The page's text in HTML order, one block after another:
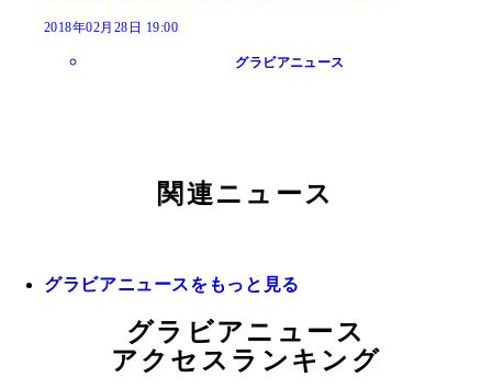
2018年02月28日 19:00
グラビアニュース
関連ニュース
グラビアニュースをもっと見る
グラビアニュース
アクセスランキング